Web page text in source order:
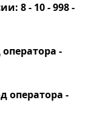
8 - 10 - 998 -
-
оператора -